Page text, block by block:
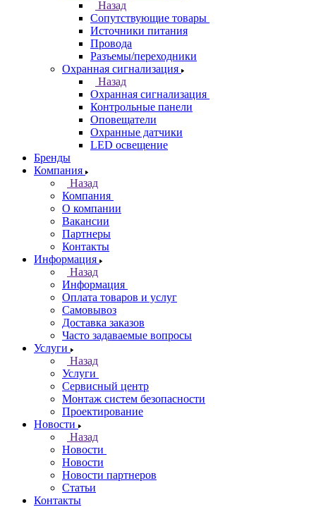
Назад
Сопутствующие товары
Источники питания
Провода
Разъемы/переходники
Охранная сигнализация
Назад
Охранная сигнализация
Контрольные панели
Оповещатели
Охранные датчики
LED освещение
Бренды
Компания
Назад
Компания
О компании
Вакансии
Партнеры
Контакты
Информация
Назад
Информация
Оплата товаров и услуг
Самовывоз
Доставка заказов
Часто задаваемые вопросы
Услуги
Назад
Услуги
Сервисный центр
Монтаж систем безопасности
Проектирование
Новости
Назад
Новости
Новости
Новости партнеров
Статьи
Контакты